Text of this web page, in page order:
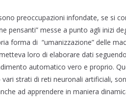
preoccupazioni infondate, se si
pensanti” messe a punto agli inizi
forma di “umanizzazione” delle
loro di elaborare dati
automatico vero e proprio.
strati di reti neuronali artificiali,
ad apprendere in maniera